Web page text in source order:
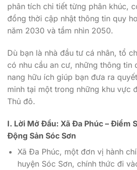
phân tích chi tiết từng phân khúc,
đồng thời cập nhật thông tin quy
năm 2030 và tầm nhìn 2050.
Dù bạn là nhà đầu tư cá nhân, tổ
có nhu cầu an cư, những thông tin
nang hữu ích giúp bạn đưa ra
minh tại một trong những khu vực
Thủ đô.
I. Lời Mở Đầu: Xã Đa Phúc – Điểm
Động Sản Sóc Sơn
Xã Đa Phúc, một đơn vị hành
huyện Sóc Sơn, chính thức đi